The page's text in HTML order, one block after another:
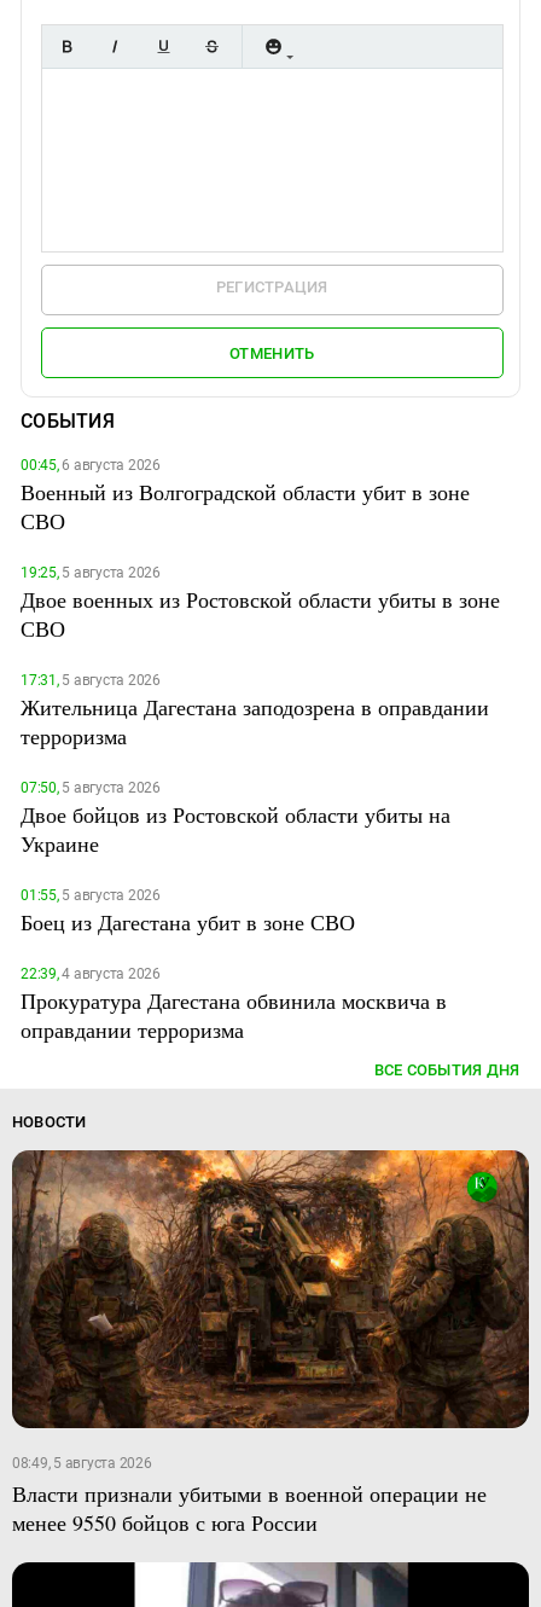
РЕГИСТРАЦИЯ
ОТМЕНИТЬ
СОБЫТИЯ
00:45,6 августа 2026
Военный из Волгоградской области убит в зоне
СВО
19:25,5 августа 2026
Двое военных из Ростовской области убиты в зоне
СВО
17:31,5 августа 2026
Жительница Дагестана заподозрена в оправдании
терроризма
07:50,5 августа 2026
Двое бойцов из Ростовской области убиты на
Украине
01:55,5 августа 2026
Боец из Дагестана убит в зоне СВО
22:39,4 августа 2026
Прокуратура Дагестана обвинила москвича в
оправдании терроризма
ВСЕ СОБЫТИЯ ДНЯ
НОВОСТИ
08:49, 5 августа 2026
Власти признали убитыми в военной операции не
менее 9550 бойцов с юга России